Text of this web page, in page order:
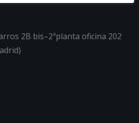
2B bis–2ªplanta oficina 202